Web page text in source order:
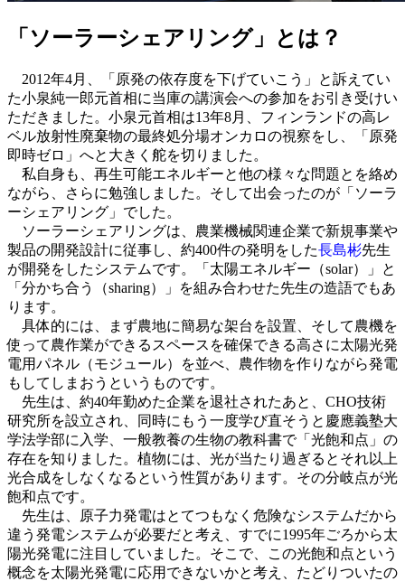
「ソーラーシェアリング」とは？
2012年4月、「原発の依存度を下げていこう」と訴えてい
た小泉純一郎元首相に当庫の講演会への参加をお引き受けい
ただきました。小泉元首相は13年8月、フィンランドの高レ
ベル放射性廃棄物の最終処分場オンカロの視察をし、「原発
即時ゼロ」へと大きく舵を切りました。
私自身も、再生可能エネルギーと他の様々な問題とを絡め
ながら、さらに勉強しました。そして出会ったのが「ソーラ
ーシェアリング」でした。
ソーラーシェアリングは、農業機械関連企業で新規事業や
製品の開発設計に従事し、約400件の発明をした長島彬先生
が開発をしたシステムです。「太陽エネルギー（solar）」と
「分かち合う（sharing）」を組み合わせた先生の造語でもあ
ります。
具体的には、まず農地に簡易な架台を設置、そして農機を
使って農作業ができるスペースを確保できる高さに太陽光発
電用パネル（モジュール）を並べ、農作物を作りながら発電
もしてしまおうというものです。
先生は、約40年勤めた企業を退社されたあと、CHO技術
研究所を設立され、同時にもう一度学び直そうと慶應義塾大
学法学部に入学、一般教養の生物の教科書で「光飽和点」の
存在を知りました。植物には、光が当たり過ぎるとそれ以上
光合成をしなくなるという性質があります。その分岐点が光
飽和点です。
先生は、原子力発電はとてつもなく危険なシステムだから
違う発電システムが必要だと考え、すでに1995年ごろから太
陽光発電に注目していました。そこで、この光飽和点という
概念を太陽光発電に応用できないかと考え、たどりついたの